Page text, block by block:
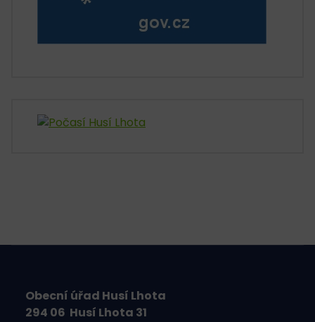
Obecní úřad Husí Lhota
294 06 Husí Lhota 31